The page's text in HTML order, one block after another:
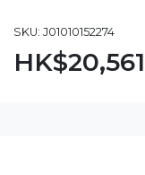
SKU: J01010152274
HK$20,561